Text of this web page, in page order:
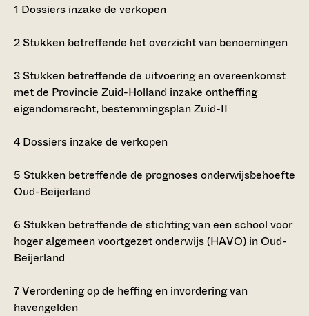
1 Dossiers inzake de verkopen
2Stukken betreffende het overzicht van benoemingen
3Stukken betreffende de uitvoering en overeenkomst
met de Provincie Zuid-Holland inzake ontheffing
eigendomsrecht, bestemmingsplan Zuid-II
4 Dossiers inzake de verkopen
5 Stukken betreffende de prognoses onderwijsbehoefte
Oud-Beijerland
6 Stukken betreffende de stichting van een school voor
hoger algemeen voortgezet onderwijs (HAVO) in Oud-
Beijerland
7Verordening op de heffing en invordering van
havengelden